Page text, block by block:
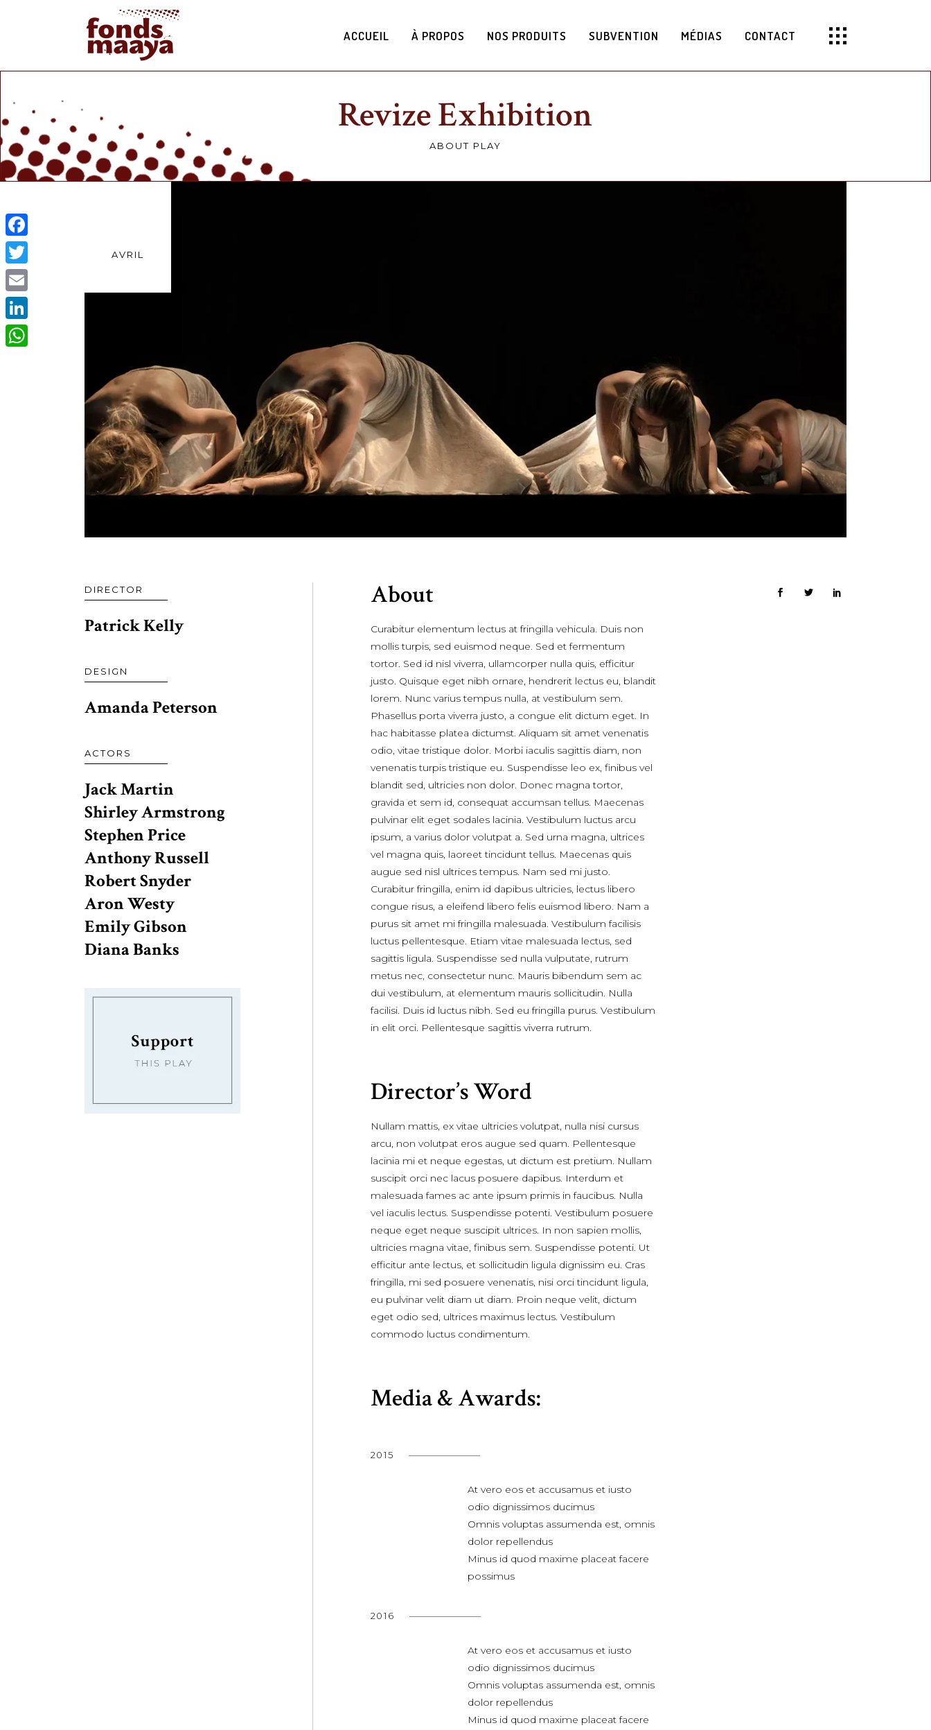
ACCUEIL À PROPOS NOS PRODUITS SUBVENTION MÉDIAS CONTACT
Revize Exhibition
ABOUT PLAY
AVRIL
DIRECTOR
Patrick Kelly
DESIGN
Amanda Peterson
ACTORS
Jack Martin
Shirley Armstrong
Stephen Price
Anthony Russell
Robert Snyder
Aron Westy
Emily Gibson
Diana Banks
About
Curabitur elementum lectus at fringilla vehicula. Duis non
mollis turpis, sed euismod neque. Sed et fermentum
tortor. Sed id nisl viverra, ullamcorper nulla quis, efficitur
justo. Quisque eget nibh ornare, hendrerit lectus eu, blandit
lorem. Nunc varius tempus nulla, at vestibulum sem.
Phasellus porta viverra justo, a congue elit dictum eget. In
hac habitasse platea dictumst. Aliquam sit amet venenatis
odio, vitae tristique dolor. Morbi iaculis sagittis diam, non
venenatis turpis tristique eu. Suspendisse leo ex, finibus vel
blandit sed, ultricies non dolor. Donec magna tortor,
gravida et sem id, consequat accumsan tellus. Maecenas
pulvinar elit eget sodales lacinia. Vestibulum luctus arcu
ipsum, a varius dolor volutpat a. Sed urna magna, ultrices
vel magna quis, laoreet tincidunt tellus. Maecenas quis
augue sed nisl ultrices tempus. Nam sed mi justo.
Curabitur fringilla, enim id dapibus ultricies, lectus libero
congue risus, a eleifend libero felis euismod libero. Nam a
purus sit amet mi fringilla malesuada. Vestibulum facilisis
luctus pellentesque. Etiam vitae malesuada lectus, sed
sagittis ligula. Suspendisse sed nulla vulputate, rutrum
metus nec, consectetur nunc. Mauris bibendum sem ac
dui vestibulum, at elementum mauris sollicitudin. Nulla
facilisi. Duis id luctus nibh. Sed eu fringilla purus. Vestibulum
in elit orci. Pellentesque sagittis viverra rutrum.
Director’s Word
Nullam mattis, ex vitae ultricies volutpat, nulla nisi cursus
arcu, non volutpat eros augue sed quam. Pellentesque
lacinia mi et neque egestas, ut dictum est pretium. Nullam
suscipit orci nec lacus posuere dapibus. Interdum et
malesuada fames ac ante ipsum primis in faucibus. Nulla
vel iaculis lectus. Suspendisse potenti. Vestibulum posuere
neque eget neque suscipit ultrices. In non sapien mollis,
ultricies magna vitae, finibus sem. Suspendisse potenti. Ut
efficitur ante lectus, et sollicitudin ligula dignissim eu. Cras
fringilla, mi sed posuere venenatis, nisi orci tincidunt ligula,
eu pulvinar velit diam ut diam. Proin neque velit, dictum
eget odio sed, ultrices maximus lectus. Vestibulum
commodo luctus condimentum.
Media & Awards:
2015
At vero eos et accusamus et iusto
odio dignissimos ducimus
Omnis voluptas assumenda est, omnis
dolor repellendus
Minus id quod maxime placeat facere
possimus
2016
At vero eos et accusamus et iusto
odio dignissimos ducimus
Omnis voluptas assumenda est, omnis
dolor repellendus
Minus id quod maxime placeat facere
Facebook
Twitter
Email
LinkedIn